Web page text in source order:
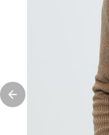
Previous slide